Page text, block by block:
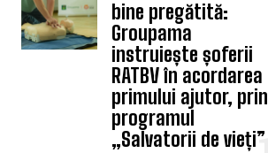
bine pregătită:
Groupama
instruiește șoferii
RATBV în acordarea
primului ajutor, prin
programul
„Salvatorii de vieți”